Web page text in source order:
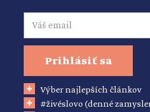
Email
Prihlásiť sa
Výber najlepších článkov
#živéslovo (denné